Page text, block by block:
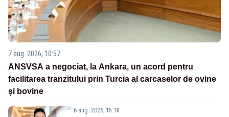
7 aug. 2026, 10:57
ANSVSA a negociat, la Ankara, un acord pentru
facilitarea tranzitului prin Turcia al carcaselor de ovine
și bovine
6 aug. 2026, 15:18